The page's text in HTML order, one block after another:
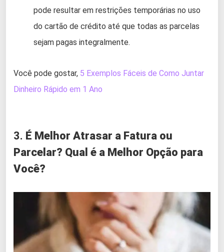
pode resultar em restrições temporárias no uso
do cartão de crédito até que todas as parcelas
sejam pagas integralmente.
Você pode gostar, 5 Exemplos Fáceis de Como Juntar
Dinheiro Rápido em 1 Ano
3. É Melhor Atrasar a Fatura ou
Parcelar? Qual é a Melhor Opção para
Você?